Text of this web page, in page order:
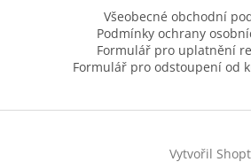
Všeobecné obchodní
Podmínky ochrany
Formulář pro uplatnění
Formulář pro odstoupení od
Vytvořil